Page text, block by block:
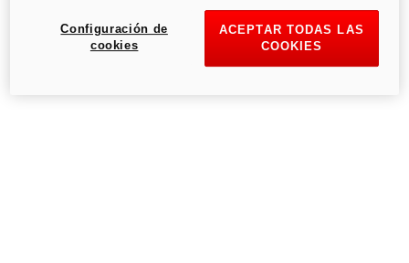
Inténtalo de nuevo
ACEPTAR TODAS LAS
COOKIES
Configuración de
cookies